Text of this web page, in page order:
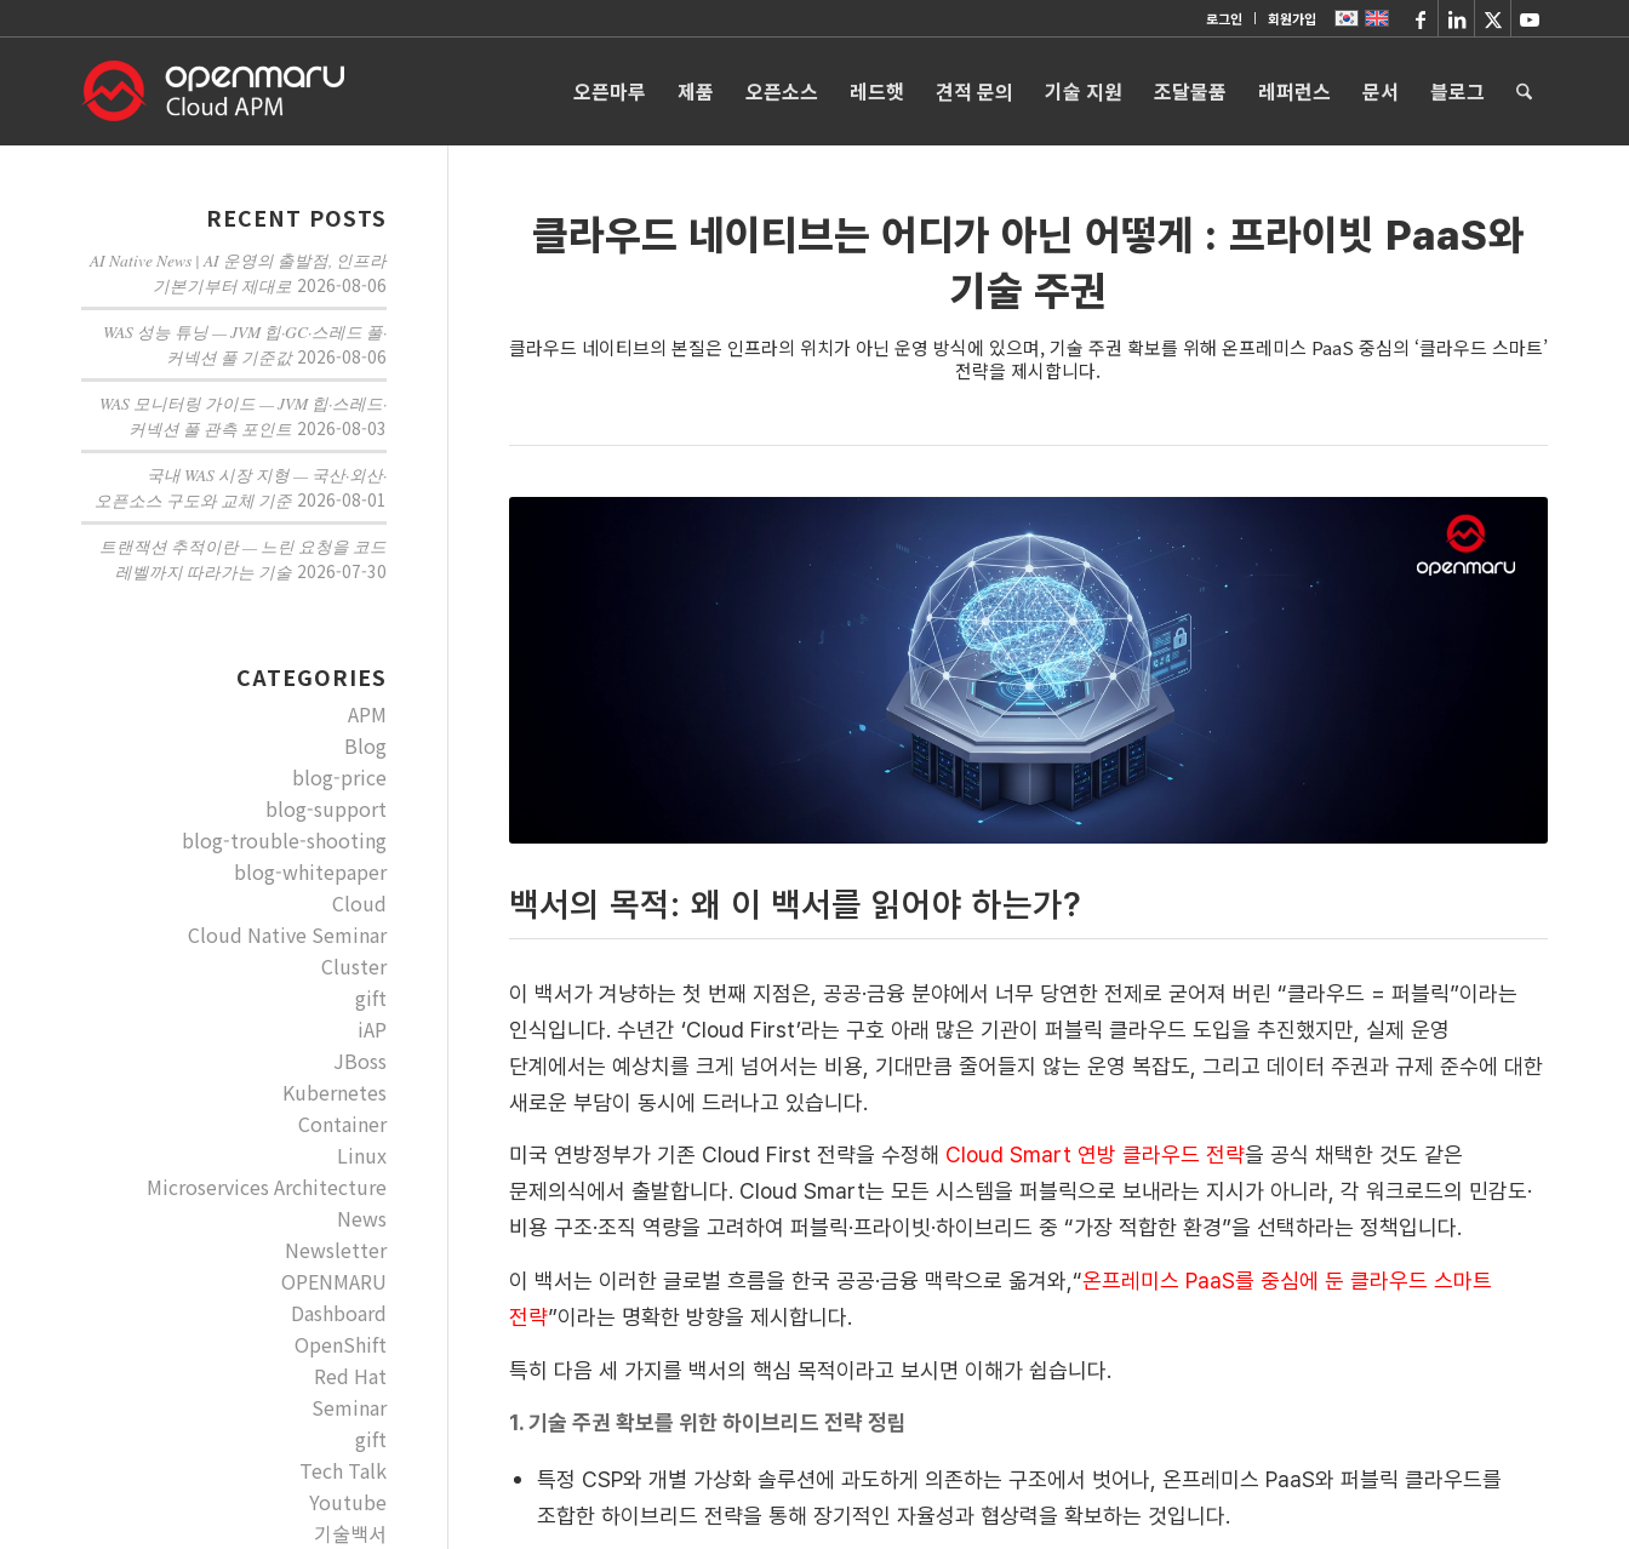
로그인 회원가입
오픈마루 제품 오픈소스 레드햇 견적 문의 기술 지원 조달물품 레퍼런스 문서 블로그
클라우드 네이티브는 어디가 아닌 어떻게 : 프라이빗 PaaS와
기술 주권
클라우드 네이티브의 본질은 인프라의 위치가 아닌 운영 방식에 있으며, 기술 주권 확보를 위해 온프레미스 PaaS 중심의 ‘클라우드 스마트’
전략을 제시합니다.
백서의 목적: 왜 이 백서를 읽어야 하는가?
이 백서가 겨냥하는 첫 번째 지점은, 공공·금융 분야에서 너무 당연한 전제로 굳어져 버린 “클라우드 = 퍼블릭”이라는
인식입니다. 수년간 ‘Cloud First’라는 구호 아래 많은 기관이 퍼블릭 클라우드 도입을 추진했지만, 실제 운영
단계에서는 예상치를 크게 넘어서는 비용, 기대만큼 줄어들지 않는 운영 복잡도, 그리고 데이터 주권과 규제 준수에 대한
새로운 부담이 동시에 드러나고 있습니다.
미국 연방정부가 기존 Cloud First 전략을 수정해 Cloud Smart 연방 클라우드 전략을 공식 채택한 것도 같은
문제의식에서 출발합니다. Cloud Smart는 모든 시스템을 퍼블릭으로 보내라는 지시가 아니라, 각 워크로드의 민감도·
비용 구조·조직 역량을 고려하여 퍼블릭·프라이빗·하이브리드 중 “가장 적합한 환경”을 선택하라는 정책입니다.
이 백서는 이러한 글로벌 흐름을 한국 공공·금융 맥락으로 옮겨와,“온프레미스 PaaS를 중심에 둔 클라우드 스마트
전략”이라는 명확한 방향을 제시합니다.
특히 다음 세 가지를 백서의 핵심 목적이라고 보시면 이해가 쉽습니다.
1. 기술 주권 확보를 위한 하이브리드 전략 정립
특정 CSP와 개별 가상화 솔루션에 과도하게 의존하는 구조에서 벗어나, 온프레미스 PaaS와 퍼블릭 클라우드를
조합한 하이브리드 전략을 통해 장기적인 자율성과 협상력을 확보하는 것입니다.
RECENT POSTS
AI Native News | AI 운영의 출발점, 인프라
기본기부터 제대로 2026-08-06
WAS 성능 튜닝 — JVM 힙·GC·스레드 풀·
커넥션 풀 기준값 2026-08-06
WAS 모니터링 가이드 — JVM 힙·스레드·
커넥션 풀 관측 포인트 2026-08-03
국내 WAS 시장 지형 — 국산·외산·
오픈소스 구도와 교체 기준 2026-08-01
트랜잭션 추적이란 — 느린 요청을 코드
레벨까지 따라가는 기술 2026-07-30
CATEGORIES
APM
Blog
blog-price
blog-support
blog-trouble-shooting
blog-whitepaper
Cloud
Cloud Native Seminar
Cluster
gift
iAP
JBoss
Kubernetes
Container
Linux
Microservices Architecture
News
Newsletter
OPENMARU
Dashboard
OpenShift
Red Hat
Seminar
gift
Tech Talk
Youtube
기술백서